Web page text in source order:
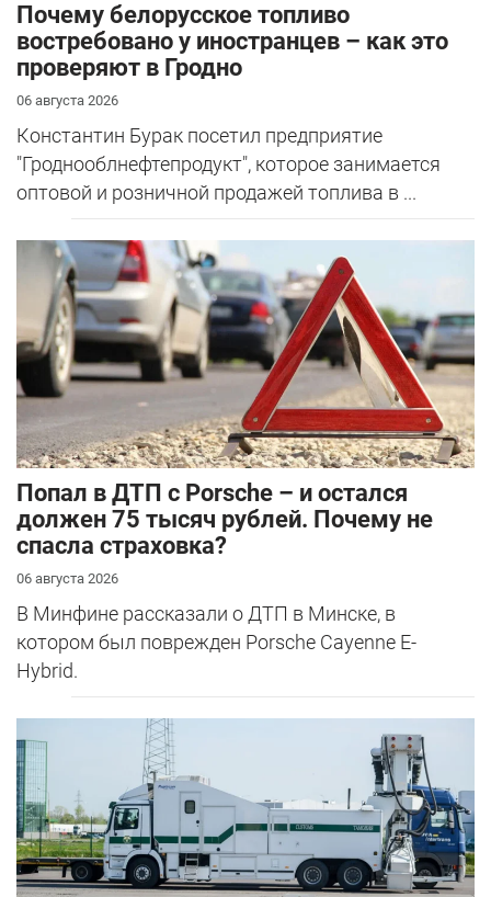
Почему белорусское топливо
востребовано у иностранцев – как это
проверяют в Гродно
06 августа 2026
Константин Бурак посетил предприятие
"Гроднооблнефтепродукт", которое занимается
оптовой и розничной продажей топлива в ...
​Попал в ДТП с Porsche – и остался
должен 75 тысяч рублей. Почему не
спасла страховка?
06 августа 2026
В Минфине рассказали о ДТП в Минске, в
котором был поврежден Porsche Cayenne E-
Hybrid.